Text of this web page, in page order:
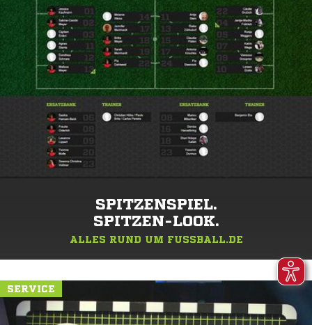
SPITZENSPIEL.
SPITZEN-LOOK.
ALLES RUND UM FUSSBALL.DE
SERVICE